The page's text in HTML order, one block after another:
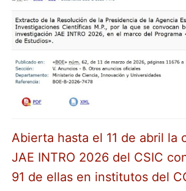
Abierta hasta el 11 de abril la
JAE INTRO 2026 del CSIC
91 de ellas en institutos del